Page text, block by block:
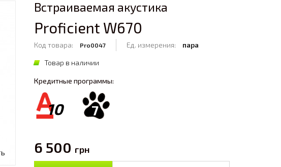
Встраиваемая акустика
Proficient W670
Код товара: Pro0047 Ед. измерения: пара
Товар в наличии
Кредитные программы:
10 7
6 500 грн